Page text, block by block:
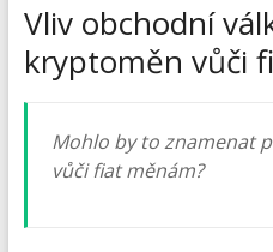
Vliv obchodní
kryptoměn vůči
Mohlo by to znamenat
vůči fiat měnám?